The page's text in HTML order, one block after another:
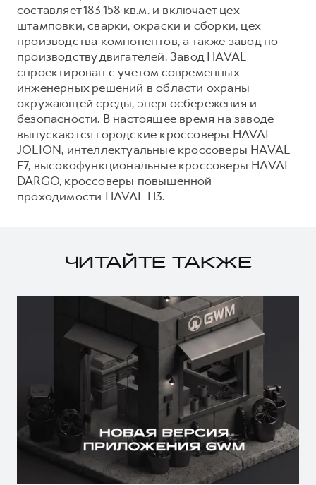
составляет 183 158 кв.м. и включает цех
штамповки, сварки, окраски и сборки, цех
производства компонентов, а также завод по
производству двигателей. Завод HAVAL
спроектирован с учетом современных
инженерных решений в области охраны
окружающей среды, энергосбережения и
безопасности. В настоящее время на заводе
выпускаются городские кроссоверы HAVAL
JOLION, интеллектуальные кроссоверы HAVAL
F7, высокофункциональные кроссоверы HAVAL
DARGO, кроссоверы повышенной
проходимости HAVAL H3.
ЧИТАЙТЕ ТАКЖЕ